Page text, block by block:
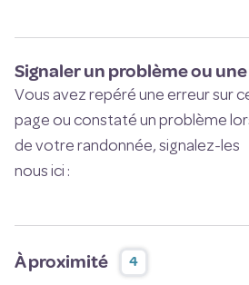
Signaler un problème ou
Vous avez repéré une erreur sur
page ou constaté un problème
de votre randonnée, signalez-les
nous ici :
À proximité 4